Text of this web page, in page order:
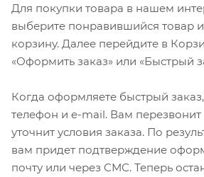
Для покупки товара в нашем
выберите понравившийся товар и
корзину. Далее перейдите в
«Оформить заказ» или «Быстрый
Когда оформляете быстрый
телефон и e-mail. Вам
уточнит условия заказа. По
вам придет подтверждение
почту или через СМС. Теперь